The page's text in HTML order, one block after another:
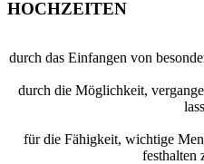
HOCHZEITEN
durch das Einfangen von
durch die Möglichkeit,
für die Fähigkeit, wichtige
festhalten